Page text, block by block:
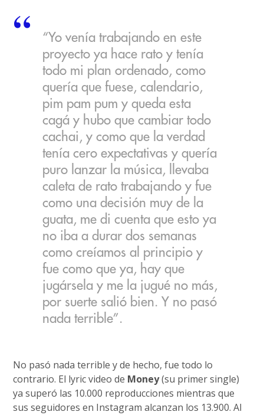
“Yo venía trabajando en este
proyecto ya hace rato y tenía
todo mi plan ordenado, como
quería que fuese, calendario,
pim pam pum y queda esta
cagá y hubo que cambiar todo
cachai, y como que la verdad
tenía cero expectativas y quería
puro lanzar la música, llevaba
caleta de rato trabajando y fue
como una decisión muy de la
guata, me di cuenta que esto ya
no iba a durar dos semanas
como creíamos al principio y
fue como que ya, hay que
jugársela y me la jugué no más,
por suerte salió bien. Y no pasó
nada terrible”.
No pasó nada terrible y de hecho, fue todo lo
contrario. El lyric video de Money(su primer single)
ya superó las 10.000 reproducciones mientras que
sus seguidores en Instagram alcanzan los 13.900. Al